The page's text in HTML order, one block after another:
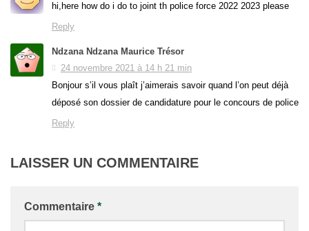
hi,here how do i do to joint th police force 2022 2023 please
Reply
Ndzana Ndzana Maurice Trésor
24 novembre 2021 à 14 h 21 min
Bonjour s’il vous plaît j’aimerais savoir quand l’on peut déjà
déposé son dossier de candidature pour le concours de police
Reply
LAISSER UN COMMENTAIRE
Commentaire *